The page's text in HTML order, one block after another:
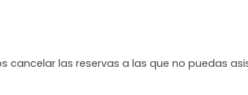
las reservas a las que no puedas